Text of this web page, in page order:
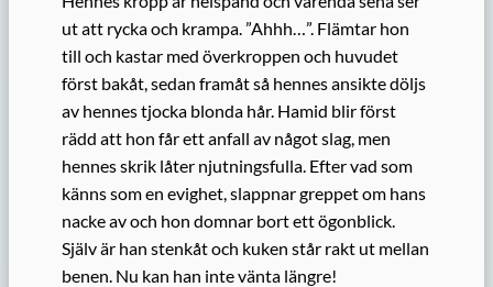
ut att rycka och krampa. ”Ahhh…”. Flämtar hon
till och kastar med överkroppen och huvudet
först bakåt, sedan framåt så hennes ansikte döljs
av hennes tjocka blonda hår. Hamid blir först
rädd att hon får ett anfall av något slag, men
hennes skrik låter njutningsfulla. Efter vad som
känns som en evighet, slappnar greppet om hans
nacke av och hon domnar bort ett ögonblick.
Själv är han stenkåt och kuken står rakt ut mellan
benen. Nu kan han inte vänta längre!